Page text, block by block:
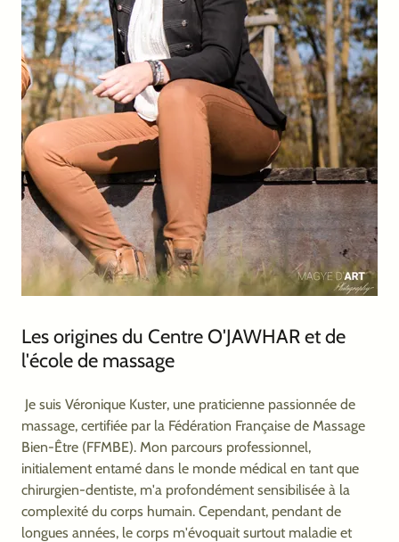
Les origines du Centre O'JAWHAR et de
l'école de massage
Je suis Véronique Kuster, une praticienne passionnée de
massage, certifiée par la Fédération Française de Massage
Bien-Être (FFMBE). Mon parcours professionnel,
initialement entamé dans le monde médical en tant que
chirurgien-dentiste, m'a profondément sensibilisée à la
complexité du corps humain. Cependant, pendant de
longues années, le corps m'évoquait surtout maladie et